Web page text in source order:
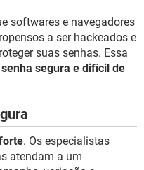
softwares e navegadores
a ser hackeados e
suas senhas. Essa
segura e difícil de
. Os especialistas
atendam a um